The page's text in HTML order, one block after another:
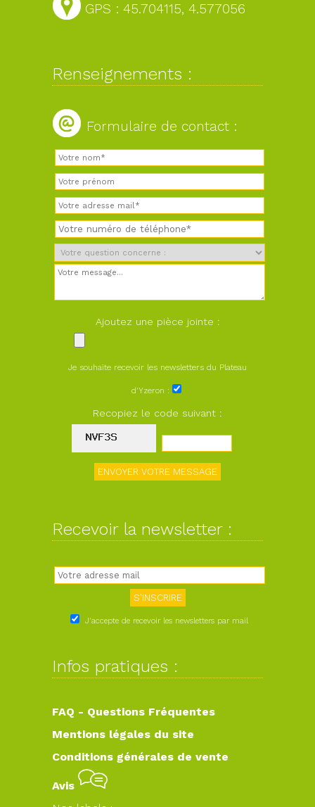
GPS : 45.704115, 4.577056
Renseignements :
Formulaire de contact :
Ajoutez une pièce jointe :
Je souhaite recevoir les newsletters du Plateau
d'Yzeron :
Recopiez le code suivant :
Recevoir la newsletter :
J'accepte de recevoir les newsletters par mail
Infos pratiques :
FAQ - Questions Fréquentes
Mentions légales du site
Conditions générales de vente
Avis